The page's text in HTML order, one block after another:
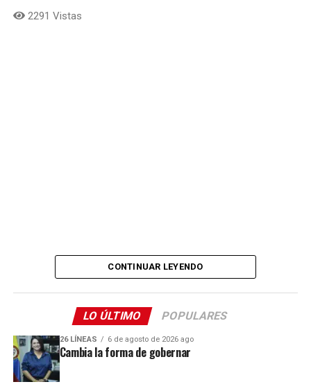
2291 Vistas
CONTINUAR LEYENDO
LO ÚLTIMO POPULARES
26 LÍNEAS 6 de agosto de 2026 ago
Cambia la forma de gobernar